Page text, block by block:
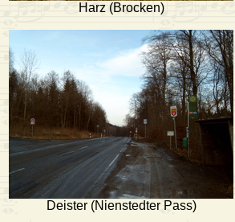
Harz (Brocken)
Deister (Nienstedter Pass)